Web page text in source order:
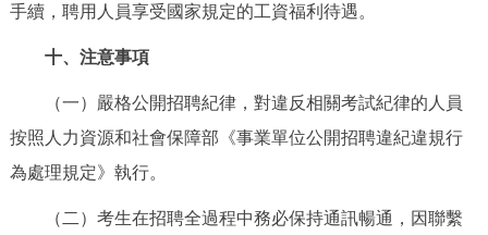
手續，聘用人員享受國家規定的工資福利待遇。
十、注意事項
（一）嚴格公開招聘紀律，對違反相關考試紀律的人員
按照人力資源和社會保障部《事業單位公開招聘違紀違規行
為處理規定》執行。
（二）考生在招聘全過程中務必保持通訊暢通，因聯繫